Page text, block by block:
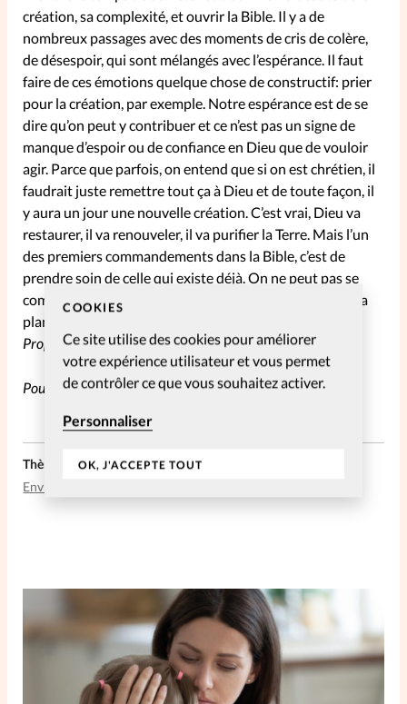
COOKIES
Ce site utilise des cookies pour améliorer
votre expérience utilisateur et vous permet
de contrôler ce que vous souhaitez activer.
Personnaliser
OK, J'ACCEPTE TOUT
création, sa complexité, et ouvrir la Bible. Il y a de
nombreux passages avec des moments de cris de colère,
de désespoir, qui sont mélangés avec l’espérance. Il faut
faire de ces émotions quelque chose de constructif: prier
pour la création, par exemple. Notre espérance est de se
dire qu’on peut y contribuer et ce n’est pas un signe de
manque d’espoir ou de confiance en Dieu que de vouloir
agir. Parce que parfois, on entend que si on est chrétien, il
faudrait juste remettre tout ça à Dieu et de toute façon, il
y aura un jour une nouvelle création. C’est vrai, Dieu va
restaurer, il va renouveler, il va purifier la Terre. Mais l’un
des premiers commandements dans la Bible, c’est de
prendre soin de celle qui existe déjà. On ne peut pas se
comporter comme si on ne voyait pas la souffrance de la
planète, ce serait selon moi un contre-témoignage. –
Propos recueillis par Priscille Matron
Pour vous abonner à la Pause SpirituElles,c’est par ici!
Thèmes liés:
Environnement